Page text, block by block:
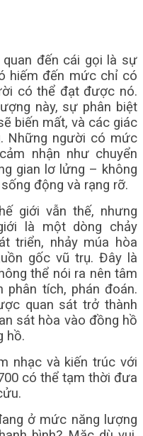
đến cái gọi là sự
hiếm đến mức chỉ có
có thể đạt được nó.
này, sự phân biệt
biến mất, và các giác
Những người có mức
nhận như chuyển
gian lơ lửng – không
động và rạng rỡ.
giới vẫn thế, nhưng
là một dòng chảy
triển, nhảy múa hòa
gốc vũ trụ. Đây là
thể nói ra nên tâm
tích, phán đoán.
quan sát trở thành
sát hòa vào đồng hồ
hồ.
nhạc và kiến ​​trúc với
có thể tạm thời đưa
ở mức năng lượng